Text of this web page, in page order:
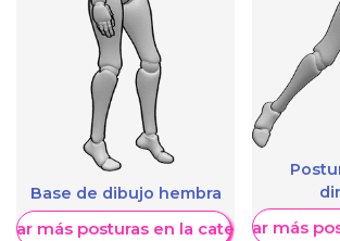
Base de dibujo hembra
más posturas en la categoría
Mostrar más